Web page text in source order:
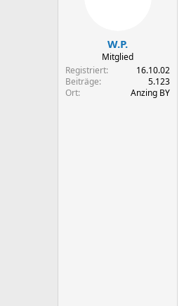
W.P.
Mitglied
Registriert
16.10.02
Beiträge
5.123
Ort
Anzing BY